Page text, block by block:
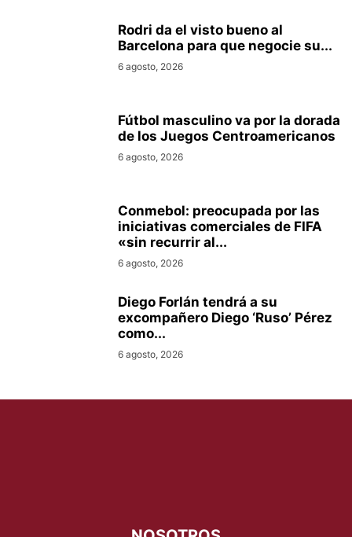
Rodri da el visto bueno al
Barcelona para que negocie su...
6 agosto, 2026
Fútbol masculino va por la dorada
de los Juegos Centroamericanos
6 agosto, 2026
Conmebol: preocupada por las
iniciativas comerciales de FIFA
«sin recurrir al...
6 agosto, 2026
Diego Forlán tendrá a su
excompañero Diego ‘Ruso’ Pérez
como...
6 agosto, 2026